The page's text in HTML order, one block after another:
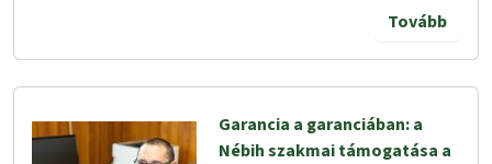
Tovább
Garancia a garanciában: a
Nébih szakmai támogatása a